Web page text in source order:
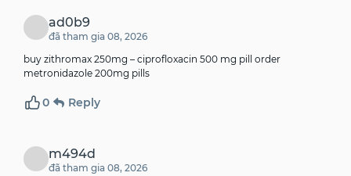
ad0b9
đã tham gia 08, 2026
buy zithromax 250mg – ciprofloxacin 500 mg pill
order
metronidazole 200mg pills
0 Reply
m494d
đã tham gia 08, 2026